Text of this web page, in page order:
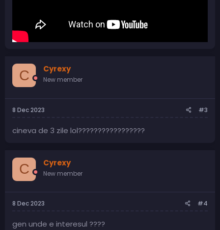
C Cyrexy
New member
8 Dec 2023 #3
cineva de 3 zile lol?????????????????
C Cyrexy
New member
8 Dec 2023 #4
gen unde e interesul ????